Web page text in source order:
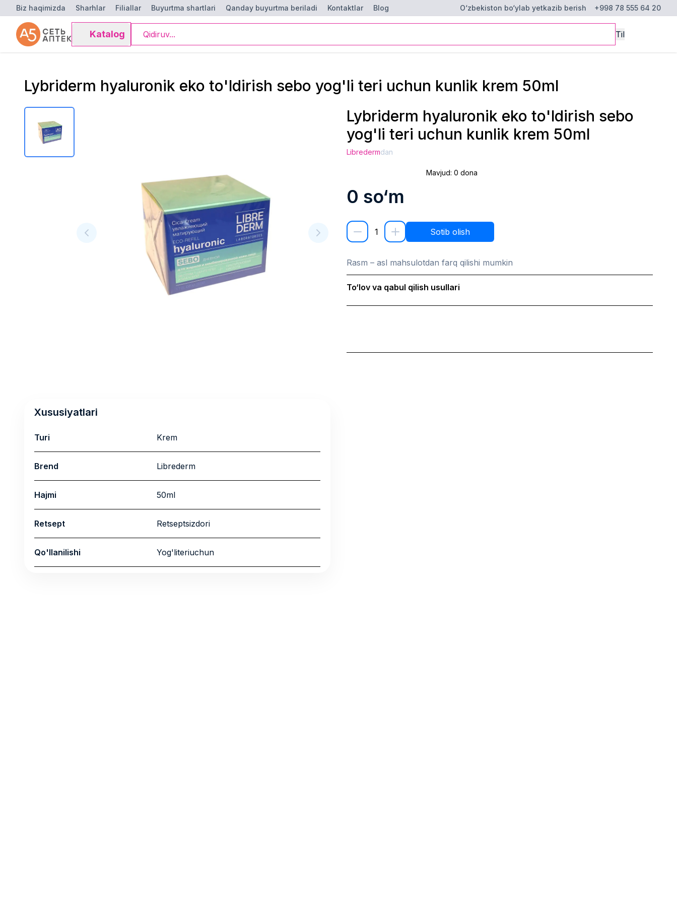
Biz haqimizda Sharhlar Filiallar Buyurtma shartlari Qanday buyurtma beriladi Kontaktlar Blog O‘zbekiston bo‘ylab yetkazib berish +998 78 555 64 20
Katalog Til
Lybriderm hyaluronik eko to'ldirish sebo yog'li teri uchun kunlik krem 50ml
Xususiyatlari
Turi Krem
Brend Librederm
Hajmi 50ml
Retsept Retseptsizdori
Qo'llanilishi Yog'literiuchun
Lybriderm hyaluronik eko to'ldirish sebo
yog'li teri uchun kunlik krem 50ml
Libredermdan
Mavjud: 0 dona
0 so‘m
1 Sotib olish
Rasm – asl mahsulotdan farq qilishi mumkin
To‘lov va qabul qilish usullari